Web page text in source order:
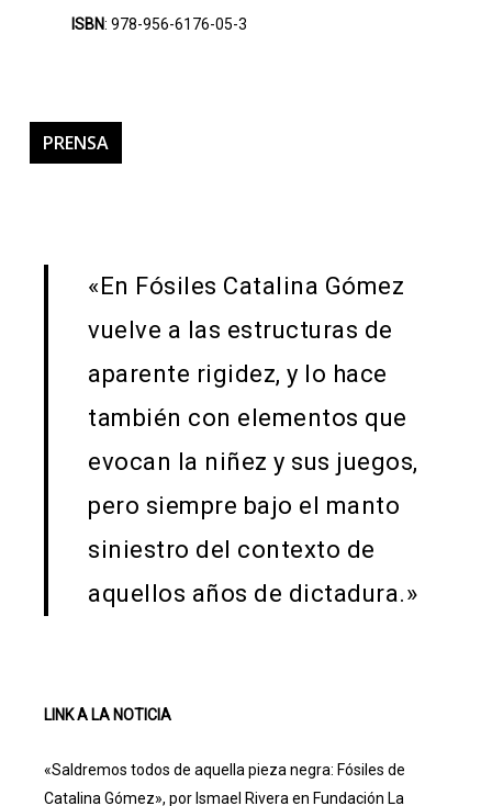
ISBN: 978-956-6176-05-3
PRENSA
«En Fósiles Catalina Gómez
vuelve a las estructuras de
aparente rigidez, y lo hace
también con elementos que
evocan la niñez y sus juegos,
pero siempre bajo el manto
siniestro del contexto de
aquellos años de dictadura.»
LINK A LA NOTICIA
«Saldremos todos de aquella pieza negra: Fósiles de
Catalina Gómez», por Ismael Rivera en Fundación La